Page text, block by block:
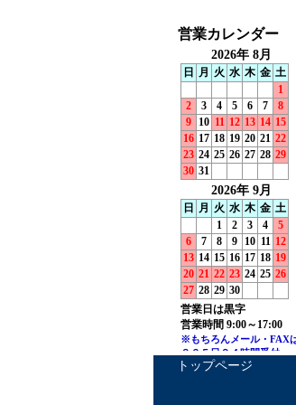
トップページ